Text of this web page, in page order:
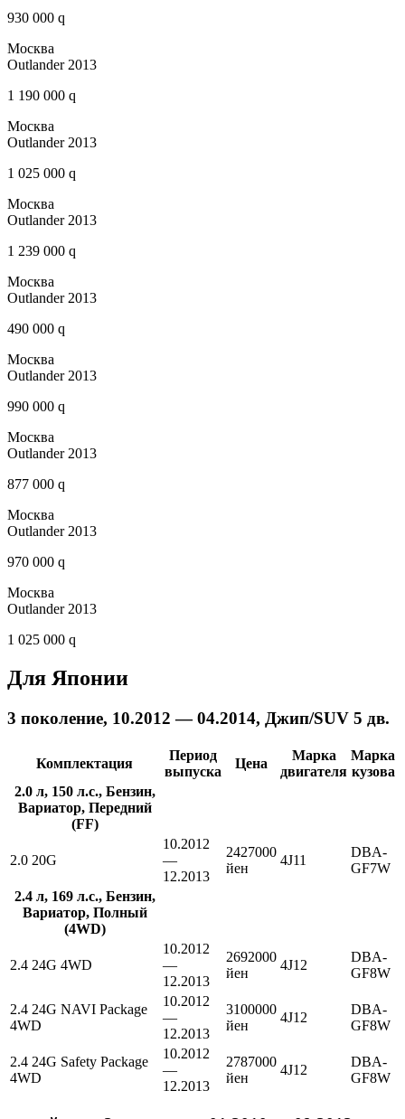
930 000 q
Москва
Outlander 2013
1 190 000 q
Москва
Outlander 2013
1 025 000 q
Москва
Outlander 2013
1 239 000 q
Москва
Outlander 2013
490 000 q
Москва
Outlander 2013
990 000 q
Москва
Outlander 2013
877 000 q
Москва
Outlander 2013
970 000 q
Москва
Outlander 2013
1 025 000 q
Для Японии
3 поколение, 10.2012 — 04.2014, Джип/SUV 5 дв.
Комплектация
Период
выпуска
Цена
Марка
двигателя
Марка
кузова
2.0 л, 150 л.с., Бензин,
Вариатор, Передний
(FF)
2.0 20G
10.2012
—
12.2013
2427000
йен
4J11
DBA-
GF7W
2.4 л, 169 л.с., Бензин,
Вариатор, Полный
(4WD)
2.4 24G 4WD
10.2012
—
12.2013
2692000
йен
4J12
DBA-
GF8W
2.4 24G NAVI Package
4WD
10.2012
—
12.2013
3100000
йен
4J12
DBA-
GF8W
2.4 24G Safety Package
4WD
10.2012
—
12.2013
2787000
йен
4J12
DBA-
GF8W